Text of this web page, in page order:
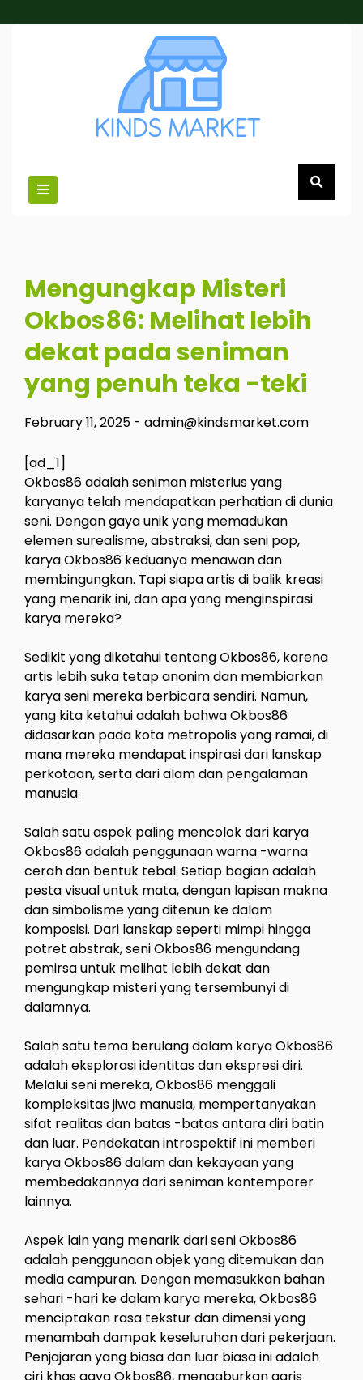
to
Mengungkap Misteri
Okbos86: Melihat lebih
dekat pada seniman
yang penuh teka -teki
February 11, 2025 - admin@kindsmarket.com
[ad_1]
Okbos86 adalah seniman misterius yang
karyanya telah mendapatkan perhatian di dunia
seni. Dengan gaya unik yang memadukan
elemen surealisme, abstraksi, dan seni pop,
karya Okbos86 keduanya menawan dan
membingungkan. Tapi siapa artis di balik kreasi
yang menarik ini, dan apa yang menginspirasi
karya mereka?
Sedikit yang diketahui tentang Okbos86, karena
artis lebih suka tetap anonim dan membiarkan
karya seni mereka berbicara sendiri. Namun,
yang kita ketahui adalah bahwa Okbos86
didasarkan pada kota metropolis yang ramai, di
mana mereka mendapat inspirasi dari lanskap
perkotaan, serta dari alam dan pengalaman
manusia.
Salah satu aspek paling mencolok dari karya
Okbos86 adalah penggunaan warna -warna
cerah dan bentuk tebal. Setiap bagian adalah
pesta visual untuk mata, dengan lapisan makna
dan simbolisme yang ditenun ke dalam
komposisi. Dari lanskap seperti mimpi hingga
potret abstrak, seni Okbos86 mengundang
pemirsa untuk melihat lebih dekat dan
mengungkap misteri yang tersembunyi di
dalamnya.
Salah satu tema berulang dalam karya Okbos86
adalah eksplorasi identitas dan ekspresi diri.
Melalui seni mereka, Okbos86 menggali
kompleksitas jiwa manusia, mempertanyakan
sifat realitas dan batas -batas antara diri batin
dan luar. Pendekatan introspektif ini memberi
karya Okbos86 dalam dan kekayaan yang
membedakannya dari seniman kontemporer
lainnya.
Aspek lain yang menarik dari seni Okbos86
adalah penggunaan objek yang ditemukan dan
media campuran. Dengan memasukkan bahan
sehari -hari ke dalam karya mereka, Okbos86
menciptakan rasa tekstur dan dimensi yang
menambah dampak keseluruhan dari pekerjaan.
Penjajaran yang biasa dan luar biasa ini adalah